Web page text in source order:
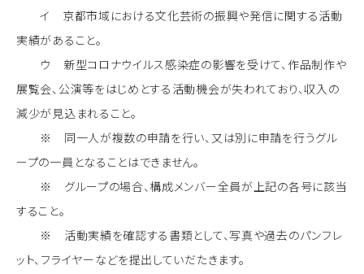
イ 京都市域における文化芸術の振興や発信に関する活動
実績があること。
ウ 新型コロナウイルス感染症の影響を受けて、作品制作や
展覧会、公演等をはじめとする活動機会が失われており、収入の
減少が見込まれること。
※ 同一人が複数の申請を行い、又は別に申請を行うグル
ープの一員となることはできません。
※ グループの場合、構成メンバー全員が上記の各号に該当
すること。
※ 活動実績を確認する書類として、写真や過去のパンフレ
ット、フライヤーなどを提出していだたきます。